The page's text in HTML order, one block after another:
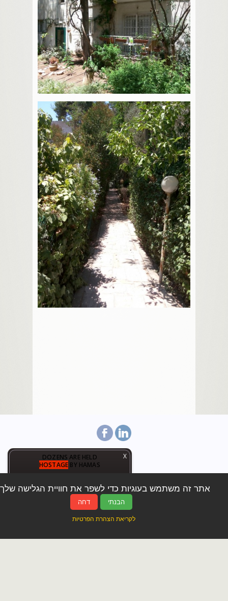
X
DOZENS ARE HELD
HOSTAGE BY HAMAS
1 0 3 6: 0 6: 1 1:1 4
אתר זה משתמש בעוגיות כדי לשפר את חוויית הגלישה
הבנתי דחה
לקריאת הצהרת הפרטיות
דף הבית אודותי נכסים התחדשות עירונית
הושכר יצירת קשר
הצהרת פרטיות שווי הנכס שלי